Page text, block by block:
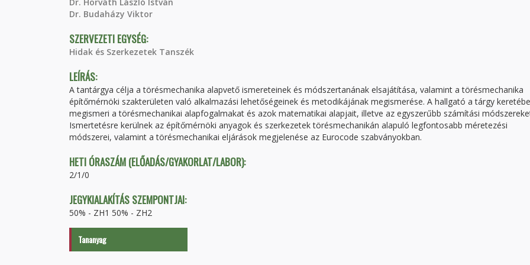
Dr. Budaházy Viktor
SZERVEZETI EGYSÉG:
Hidak és Szerkezetek Tanszék
LEÍRÁS:
A tantárgya célja a törésmechanika alapvető ismereteinek és módszertanának elsajátítása, valamint a törésmechanika
építőmérnöki szakterületen való alkalmazási lehetőségeinek és metodikájának megismerése. A hallgató a tárgy
megismeri a törésmechanikai alapfogalmakat és azok matematikai alapjait, illetve az egyszerűbb számítási
Ismertetésre kerülnek az építőmérnöki anyagok és szerkezetek törésmechanikán alapuló legfontosabb méretezési
módszerei, valamint a törésmechanikai eljárások megjelenése az Eurocode szabványokban.
HETI ÓRASZÁM (ELŐADÁS/GYAKORLAT/LABOR):
2/1/0
JEGYKIALAKÍTÁS SZEMPONTJAI:
50% - ZH1 50% - ZH2
Tananyag